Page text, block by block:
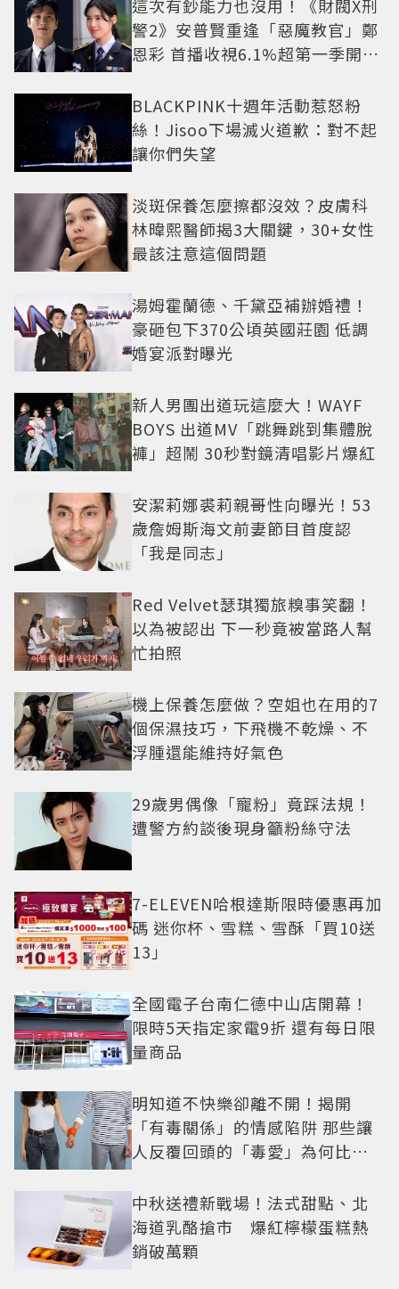
這次有鈔能力也沒用！《財閥X刑
警2》安普賢重逢「惡魔教官」鄭
恩彩 首播收視6.1%超第一季開紅
BLACKPINK十週年活動惹怒粉
絲！Jisoo下場滅火道歉：對不起
讓你們失望
淡斑保養怎麼擦都沒效？皮膚科
林暐熙醫師揭3大關鍵，30+女性
最該注意這個問題
湯姆霍蘭德、千黛亞補辦婚禮！
豪砸包下370公頃英國莊園 低調
婚宴派對曝光
新人男團出道玩這麼大！WAYF
BOYS 出道MV「跳舞跳到集體脫
褲」超鬧 30秒對鏡清唱影片爆紅
安潔莉娜裘莉親哥性向曝光！53
歲詹姆斯海文前妻節目首度認
「我是同志」
Red Velvet瑟琪獨旅糗事笑翻！
以為被認出 下一秒竟被當路人幫
忙拍照
機上保養怎麼做？空姐也在用的7
個保濕技巧，下飛機不乾燥、不
浮腫還能維持好氣色
29歲男偶像「寵粉」竟踩法規！
遭警方約談後現身籲粉絲守法
7-ELEVEN哈根達斯限時優惠再加
碼 迷你杯、雪糕、雪酥「買10送
13」
全國電子台南仁德中山店開幕！
限時5天指定家電9折 還有每日限
量商品
明知道不快樂卻離不開！揭開
「有毒關係」的情感陷阱 那些讓
人反覆回頭的「毒愛」為何比菸
中秋送禮新戰場！法式甜點、北
海道乳酪搶市 爆紅檸檬蛋糕熱
銷破萬顆